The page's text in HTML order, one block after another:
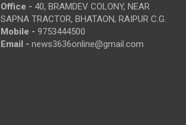
Office - 40, BRAMDEV COLONY, NEAR
SAPNA TRACTOR, BHATAON, RAIPUR C.G.
Mobile - 9753444500
Email - news3636online@gmail.com